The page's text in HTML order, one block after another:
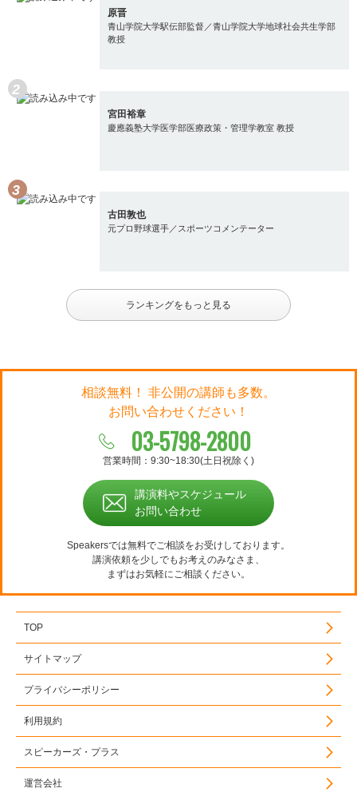
原晋
青山学院大学駅伝部監督／青山学院大学地球社会共生学部
教授
宮田裕章
慶應義塾大学医学部医療政策・管理学教室 教授
古田敦也
元プロ野球選手／スポーツコメンテーター
ランキングをもっと見る
相談無料！ 非公開の講師も多数。
お問い合わせください！
03-5798-2800
営業時間：9:30~18:30(土日祝除く)
講演料やスケジュール
お問い合わせ
Speakersでは無料でご相談をお受けしております。
講演依頼を少しでもお考えのみなさま、
まずはお気軽にご相談ください。
TOP
サイトマップ
プライバシーポリシー
利用規約
スピーカーズ・プラス
運営会社